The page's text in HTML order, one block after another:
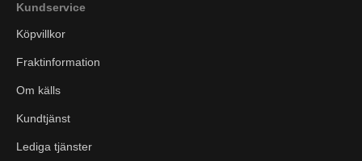
Kundservice
Köpvillkor
Fraktinformation
Om källs
Kundtjänst
Lediga tjänster